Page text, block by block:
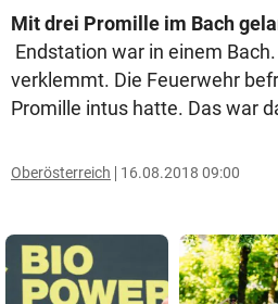
Mit drei Promille im Bach
Endstation war in einem
verklemmt. Die Feuerwehr
Promille intus hatte. Das war
Oberösterreich 16.08.2018 09:00